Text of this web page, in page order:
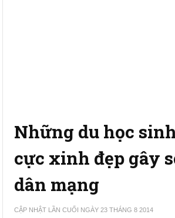
Những du học
cực xinh đẹp gây
dân mạng
CẬP NHẬT LẦN CUỐI NGÀY 23 THÁNG 8 2014